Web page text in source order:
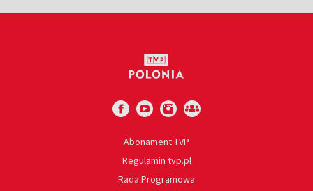
Abonament TVP
Regulamin tvp.pl
Rada Programowa